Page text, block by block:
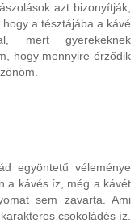
azt bizonyítják,
a tésztájába a kávé
mert gyerekeknek
hogy mennyire érződik
egyöntetű véleménye
a kávés íz, még a kávét
sem zavarta. Ami
csokoládés íz.